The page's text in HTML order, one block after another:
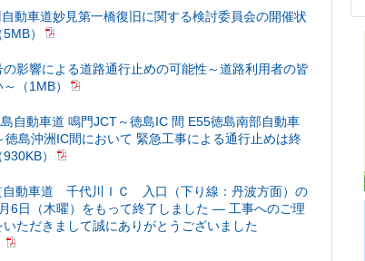
動車道妙見第一橋復旧に関する検討委員会の開催状
）
の影響による道路通行止めの可能性～道路利用者の皆
（1MB）
自動車道 鳴門JCT～徳島IC 間 E55徳島南部自動車
徳島沖洲IC間において 緊急工事による通行止めは終
）
自動車道 千代川ＩＣ 入口（下り線：丹波方面）の
6日（木曜）をもって終了しました ― 工事へのご理
ただきまして誠にありがとうございました